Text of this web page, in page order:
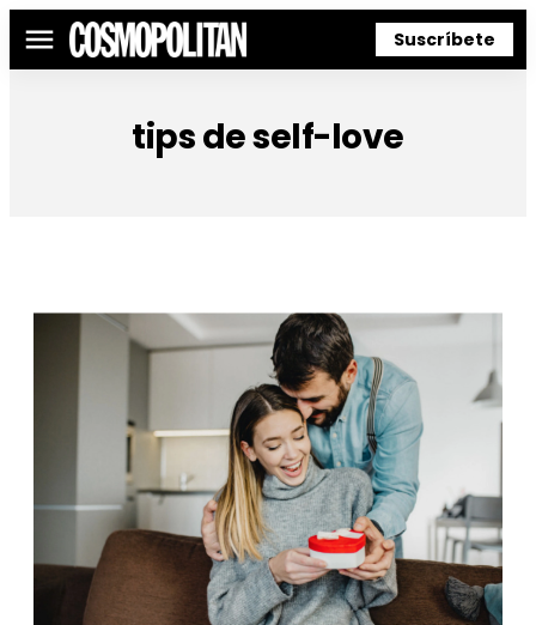
Menú Suscríbete
tips de self-love